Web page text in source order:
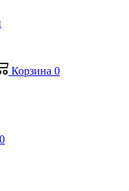
Корзина 0
0